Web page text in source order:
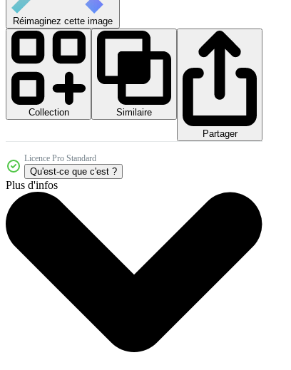
Réimaginez cette image
Collection
Similaire
Partager
Licence Pro Standard
Qu'est-ce que c'est ?
Plus d'infos